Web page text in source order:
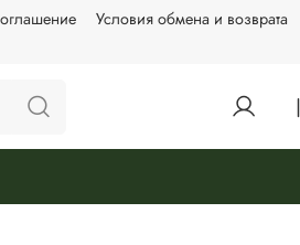
Условия обмена и возврата